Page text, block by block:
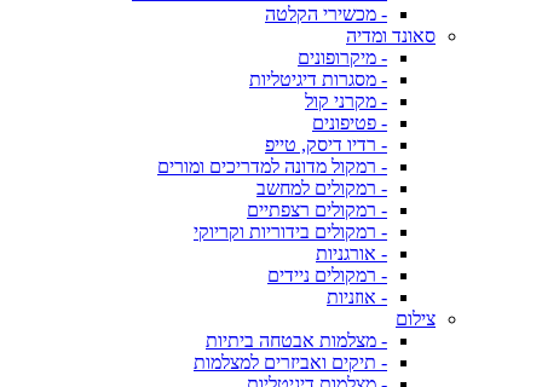
- מכשירי הקלטה
סאונד ומדיה
- מיקרופונים
- מסגרות דיגיטליות
- מקרני קול
- פטיפונים
- רדיו דיסק, טייפ
- רמקול מדונה למדריכים ומורים
- רמקולים למחשב
- רמקולים רצפתיים
- רמקולים בידוריות וקריוקי
- אורגניות
- רמקולים ניידים
- אוזניות
צילום
- מצלמות אבטחה ביתיות
- תיקים ואביזרים למצלמות